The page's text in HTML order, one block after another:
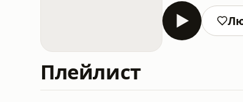
Плейлист